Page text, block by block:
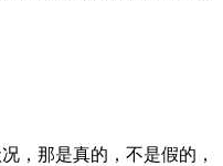
，那是真的，不是假的，